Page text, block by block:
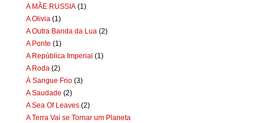
A MÃE RUSSIA (1)
A Olivia (1)
A Outra Banda da Lua (2)
A Ponte (1)
A República Imperial (1)
A Roda (2)
À Sangue Frio (3)
A Saudade (2)
A Sea Of Leaves (2)
A Terra Vai se Tornar um Planeta